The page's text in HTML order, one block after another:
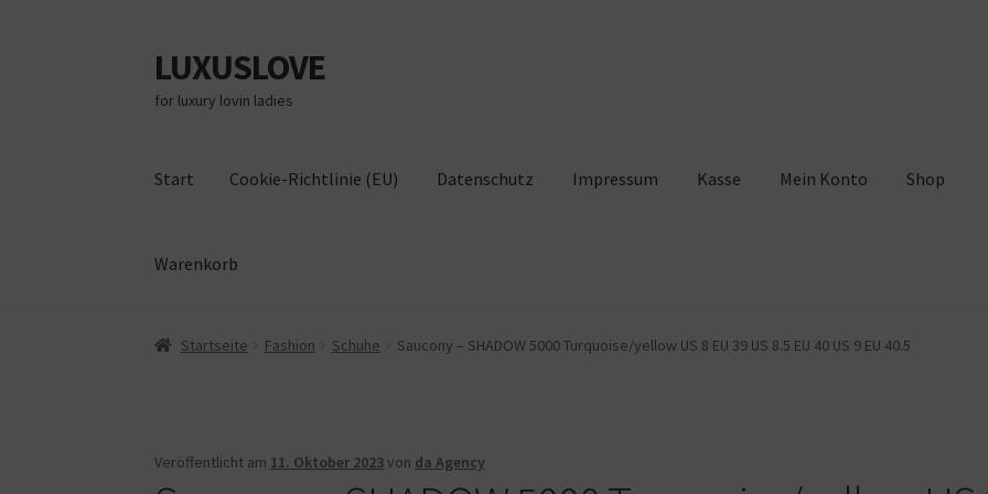
Zur
Navigation
springen
Zum
Inhalt
springen
LUXUSLOVE
for luxury lovin ladies
Start Cookie-Richtlinie (EU) Datenschutz Impressum Kasse Mein Konto Shop
Warenkorb
Start Cookie-Richtlinie (EU) Datenschutz Impressum Kasse Mein KontoShop Warenkorb
Startseite Fashion Schuhe Saucony – SHADOW 5000 Turquoise/yellow US 8 EU 39 US 8.5 EU 40 US 9 EU 40.5
Veröffentlicht am 11. Oktober 2023von da Agency